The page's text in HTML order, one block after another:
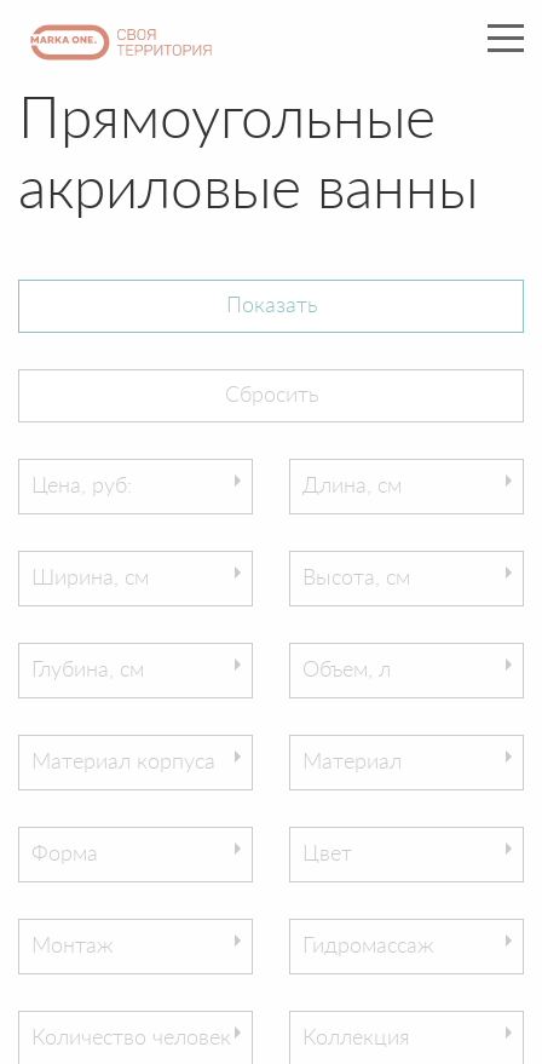
Прямоугольные
акриловые ванны
Цена, руб: Длина, см
Ширина, см Высота, см
Глубина, см Объем, л
Материал корпуса Материал
Форма Цвет
Монтаж Гидромассаж
Количество человек Коллекция